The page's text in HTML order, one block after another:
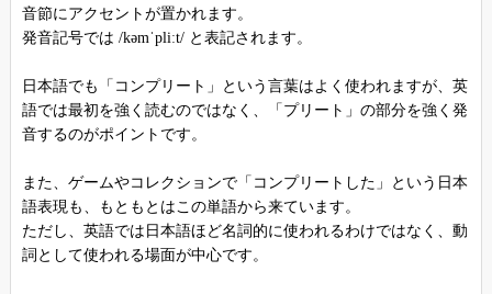
音節にアクセントが置かれます。
発音記号では /kəmˈpliːt/ と表記されます。
日本語でも「コンプリート」という言葉はよく使われますが、英
語では最初を強く読むのではなく、「プリート」の部分を強く発
音するのがポイントです。
また、ゲームやコレクションで「コンプリートした」という日本
語表現も、もともとはこの単語から来ています。
ただし、英語では日本語ほど名詞的に使われるわけではなく、動
詞として使われる場面が中心です。